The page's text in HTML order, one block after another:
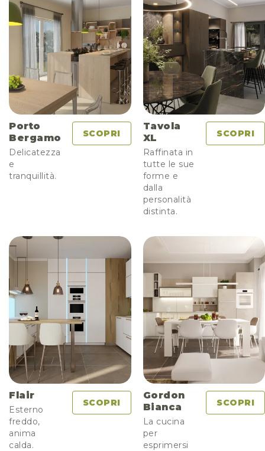
Porto
Bergamo
Delicatezza
e
tranquillità.
SCOPRI
Tavola
XL
Raffinata in
tutte le sue
forme e
dalla
personalità
distinta.
SCOPRI
Flair
Esterno
freddo,
anima
calda.
SCOPRI
Gordon
Bianca
La cucina
per
esprimersi
SCOPRI